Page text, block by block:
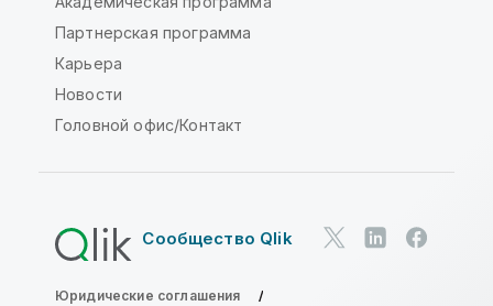
Партнерская программа
Карьера
Новости
Головной офис/Контакт
Сообщество Qlik
Юридические соглашения